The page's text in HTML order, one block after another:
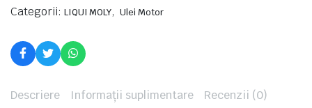
Categorii: LIQUI MOLY, Ulei Motor
Descriere Informații suplimentare Recenzii (0)